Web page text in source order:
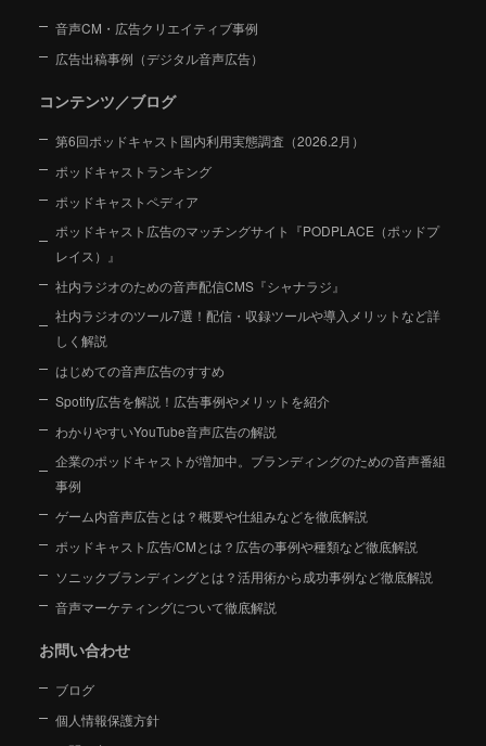
音声CM・広告クリエイティブ事例
広告出稿事例（デジタル音声広告）
コンテンツ／ブログ
第6回ポッドキャスト国内利用実態調査（2026.2月）
ポッドキャストランキング
ポッドキャストペディア
ポッドキャスト広告のマッチングサイト『PODPLACE（ポッドプ
レイス）』
社内ラジオのための音声配信CMS『シャナラジ』
社内ラジオのツール7選！配信・収録ツールや導入メリットなど詳
しく解説
はじめての音声広告のすすめ
Spotify広告を解説！広告事例やメリットを紹介
わかりやすいYouTube音声広告の解説
企業のポッドキャストが増加中。ブランディングのための音声番組
事例
ゲーム内音声広告とは？概要や仕組みなどを徹底解説
ポッドキャスト広告/CMとは？広告の事例や種類など徹底解説
ソニックブランディングとは？活用術から成功事例など徹底解説
音声マーケティングについて徹底解説
お問い合わせ
ブログ
個人情報保護方針